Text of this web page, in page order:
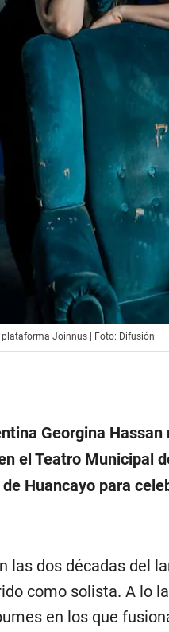
plataforma Joinnus | Foto: Difusión
Georgina
el Teatro Municipal
Huancayo para
las dos décadas del
como solista. A lo
en los que